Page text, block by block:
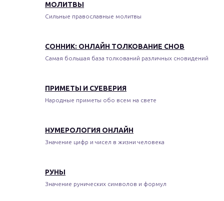
МОЛИТВЫ
Сильные православные молитвы
СОННИК: ОНЛАЙН ТОЛКОВАНИЕ СНОВ
Самая большая база толкований различных сновидений
ПРИМЕТЫ И СУЕВЕРИЯ
Народные приметы обо всем на свете
НУМЕРОЛОГИЯ ОНЛАЙН
Значение цифр и чисел в жизни человека
РУНЫ
Значение рунических символов и формул